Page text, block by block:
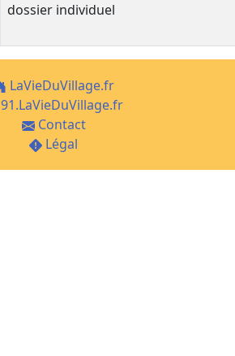
dossier individuel
LaVieDuVillage.fr
91.LaVieDuVillage.fr
Contact
Légal